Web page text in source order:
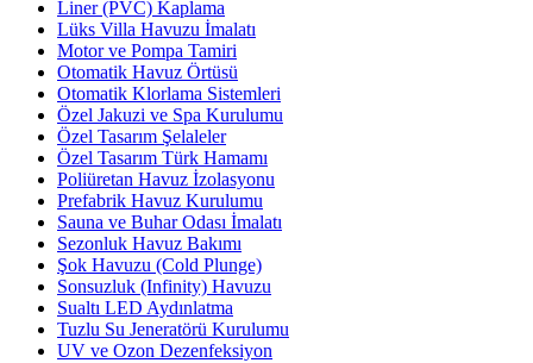
Liner (PVC) Kaplama
Lüks Villa Havuzu İmalatı
Motor ve Pompa Tamiri
Otomatik Havuz Örtüsü
Otomatik Klorlama Sistemleri
Özel Jakuzi ve Spa Kurulumu
Özel Tasarım Şelaleler
Özel Tasarım Türk Hamamı
Poliüretan Havuz İzolasyonu
Prefabrik Havuz Kurulumu
Sauna ve Buhar Odası İmalatı
Sezonluk Havuz Bakımı
Şok Havuzu (Cold Plunge)
Sonsuzluk (Infinity) Havuzu
Sualtı LED Aydınlatma
Tuzlu Su Jeneratörü Kurulumu
UV ve Ozon Dezenfeksiyon